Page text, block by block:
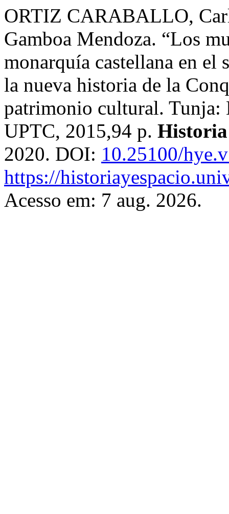
ORTIZ CARABALLO,
Gamboa Mendoza. “Los
monarquía castellana en
la nueva historia de la
patrimonio cultural. Tunja:
UPTC, 2015,94 p.
2020. DOI: 10.25100/
https://
Acesso em: 7 aug. 2026.